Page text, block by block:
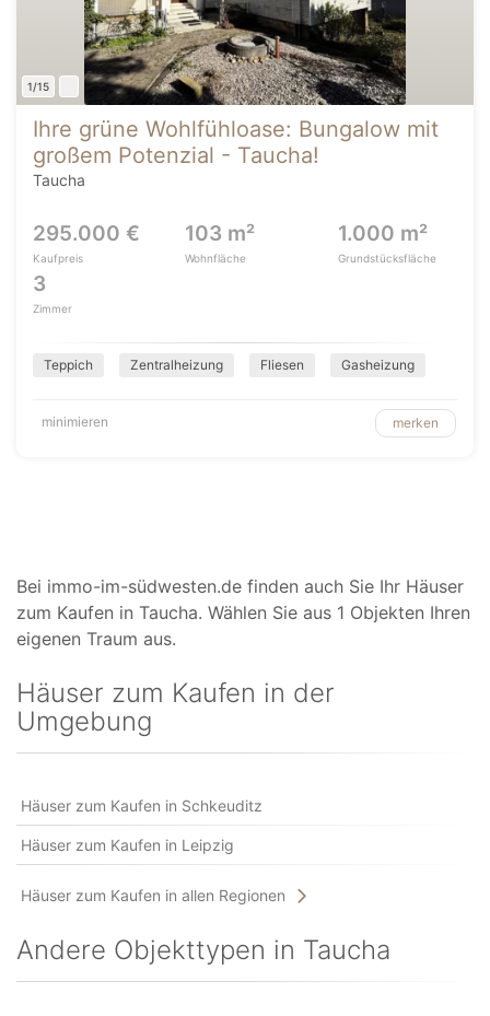
1/15
Ihre grüne Wohlfühloase: Bungalow mit
großem Potenzial - Taucha!
Taucha
295.000 €
Kaufpreis
103 m²
Wohnfläche
1.000 m²
Grundstücksfläche
3
Zimmer
Teppich Zentralheizung Fliesen Gasheizung
minimieren merken
Bei immo-im-südwesten.de finden auch Sie Ihr Häuser
zum Kaufen in Taucha. Wählen Sie aus 1 Objekten Ihren
eigenen Traum aus.
Häuser zum Kaufen in der
Umgebung
Häuser zum Kaufen in Schkeuditz
Häuser zum Kaufen in Leipzig
Häuser zum Kaufen in allen Regionen
Andere Objekttypen in Taucha